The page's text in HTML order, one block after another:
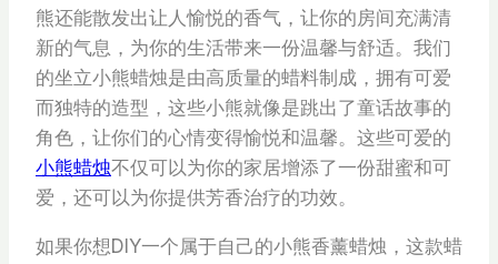
熊还能散发出让人愉悦的香气，让你的房间充满清
新的气息，为你的生活带来一份温馨与舒适。我们
的坐立小熊蜡烛是由高质量的蜡料制成，拥有可爱
而独特的造型，这些小熊就像是跳出了童话故事的
角色，让你们的心情变得愉悦和温馨。这些可爱的
小熊蜡烛不仅可以为你的家居增添了一份甜蜜和可
爱，还可以为你提供芳香治疗的功效。
如果你想DIY一个属于自己的小熊香薰蜡烛，这款蜡